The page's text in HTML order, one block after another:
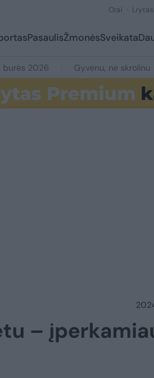
Orai
PasaulisŽmonėsSveikata
burės 2026 Gyvenu, ne skrolinu
–